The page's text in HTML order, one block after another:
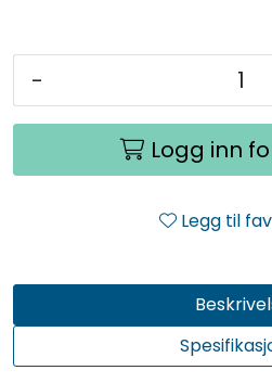
-
Logg inn
Legg til